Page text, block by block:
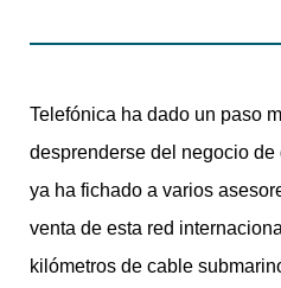
Telefónica ha dado un paso
desprenderse del negocio
ya ha fichado a varios
venta de esta red
kilómetros de cable